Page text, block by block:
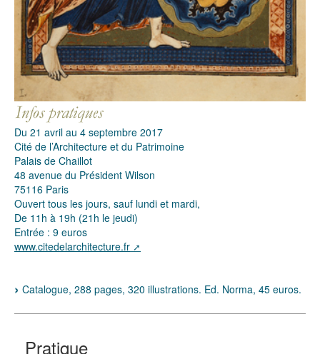
Du 21 avril au 4 septembre 2017
Cité de l’Architecture et du Patrimoine
Palais de Chaillot
48 avenue du Président Wilson
75116 Paris
Ouvert tous les jours, sauf lundi et mardi,
De 11h à 19h (21h le jeudi)
Entrée : 9 euros
www.citedelarchitecture.fr
Catalogue, 288 pages, 320 illustrations. Ed. Norma, 45 euros.
Pratique